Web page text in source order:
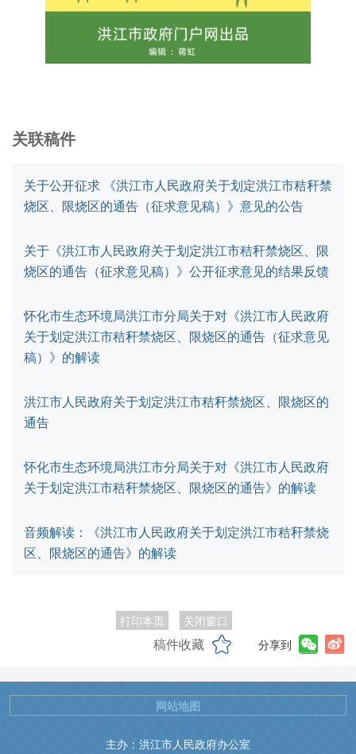
关联稿件
关于公开征求 《洪江市人民政府关于划定洪江市秸秆禁
烧区、限烧区的通告（征求意见稿）》意见的公告
关于《洪江市人民政府关于划定洪江市秸秆禁烧区、限
烧区的通告（征求意见稿）》公开征求意见的结果反馈
怀化市生态环境局洪江市分局关于对《洪江市人民政府
关于划定洪江市秸秆禁烧区、限烧区的通告（征求意见
稿）》的解读
洪江市人民政府关于划定洪江市秸秆禁烧区、限烧区的
通告
怀化市生态环境局洪江市分局关于对《洪江市人民政府
关于划定洪江市秸秆禁烧区、限烧区的通告》的解读
音频解读：《洪江市人民政府关于划定洪江市秸秆禁烧
区、限烧区的通告》的解读
打印本页 关闭窗口
稿件收藏 分享到
主办：洪江市人民政府办公室
网站地图